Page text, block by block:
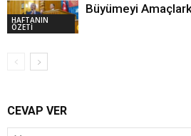
HAFTANIN
ÖZETİ
Büyümeyi
CEVAP VER